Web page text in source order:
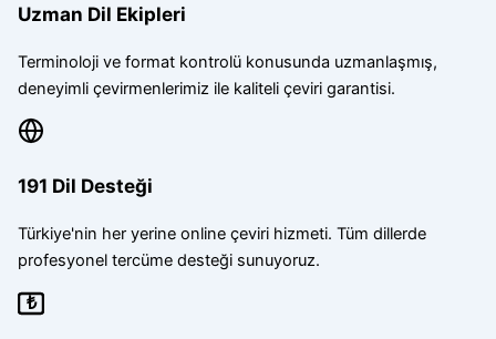
Uzman Dil Ekipleri
Terminoloji ve format kontrolü konusunda uzmanlaşmış,
deneyimli çevirmenlerimiz ile kaliteli çeviri garantisi.
191 Dil Desteği
Türkiye'nin her yerine online çeviri hizmeti. Tüm dillerde
profesyonel tercüme desteği sunuyoruz.
₺